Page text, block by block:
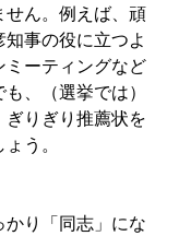
ん。例えば、頑
事の役に立つよ
ミーティングなど
、（選挙では）
りぎり推薦状を
う。
り「同志」にな